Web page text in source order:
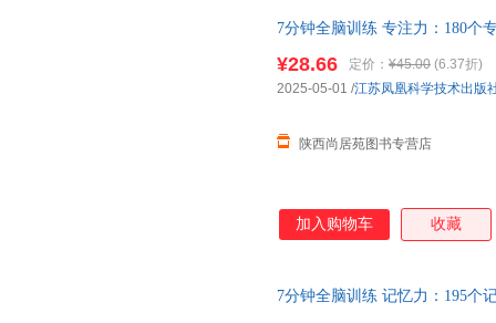
7分钟全脑训练 专注力：180个
¥28.66 定价： ¥45.00 (6.37折)
陕西尚居苑图书专营店
2025-05-01 /江苏凤凰科学技术出版
加入购物车 收藏
7分钟全脑训练 记忆力：195个